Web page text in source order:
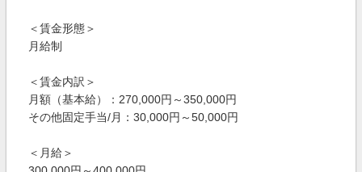
＜賃金形態＞
月給制
＜賃金内訳＞
月額（基本給）：270,000円～350,000円
その他固定手当/月：30,000円～50,000円
＜月給＞